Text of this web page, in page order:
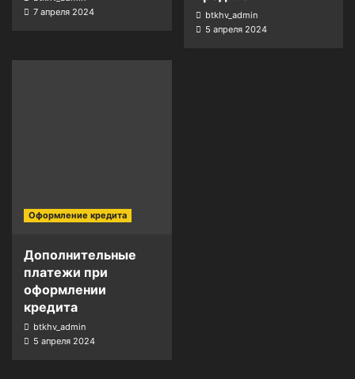
7 апреля 2024
btkhv_admin
5 апреля 2024
Оформление кредита
Дополнительные
платежи при
оформлении
кредита
btkhv_admin
5 апреля 2024